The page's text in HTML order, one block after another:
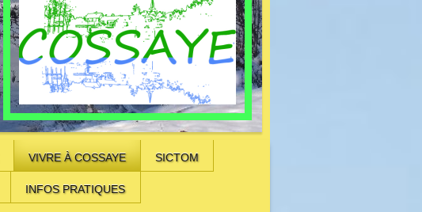
VIVRE À COSSAYE SICTOM
INFOS PRATIQUES